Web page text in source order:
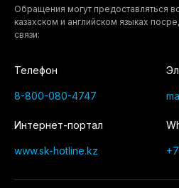
Обращения могут предоставляться
казахском и английском языках
связи:
Телефон
8-800-080-4747
Интернет-портал
www.sk-hotline.kz